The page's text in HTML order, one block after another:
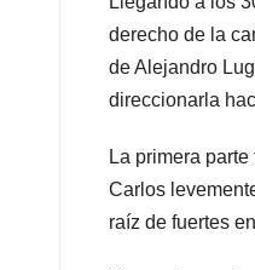
derecho de la
de Alejandro
direccionarla
La primera
Carlos
raíz de fuertes